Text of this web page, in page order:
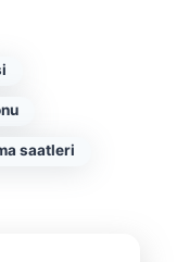
saatleri